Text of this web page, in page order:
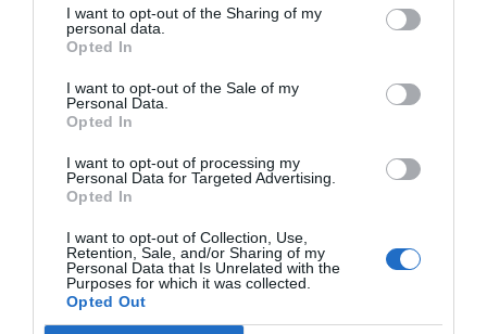
I want to opt-out of the Sharing of my
personal data.
Opted In
I want to opt-out of the Sale of my
Personal Data.
Opted In
I want to opt-out of processing my
Personal Data for Targeted Advertising.
Opted In
I want to opt-out of Collection, Use,
Retention, Sale, and/or Sharing of my
Personal Data that Is Unrelated with the
Purposes for which it was collected.
Opted Out
Πολωνία, Ουγγαρία και Τσεχία οχυρώνονται εν όψει κακοκαιρίας